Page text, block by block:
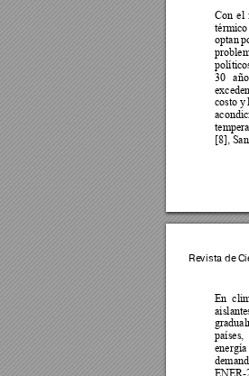
Con el
térmico
optan
30
costo y
[8],
Revista de
En
países,
energía
ENER-